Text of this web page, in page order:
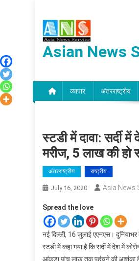
content
Asian News
व्यापार अंतरराष्ट्रीय
स्टडी में दावा: सर्दी
मरीज, 5 लाख की हो
अंतरराष्ट्रीय राष्ट्रीय
July 16, 2020 Asia News
Spread the love
नई दिल्ली, 16 जुलाई एएनएस।
स्टडी में कहा गया है कि सर्दी में देश में
आंकड़ा पांच लाख तक पहुंचने की आशंका